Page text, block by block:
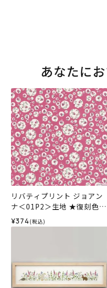
あなたに
リバティプリント ジョアン
ナ＜01P2＞生地 ★復刻色
（ホビーラホビーレオリジ
ナル）2026SS
¥374 (税込)